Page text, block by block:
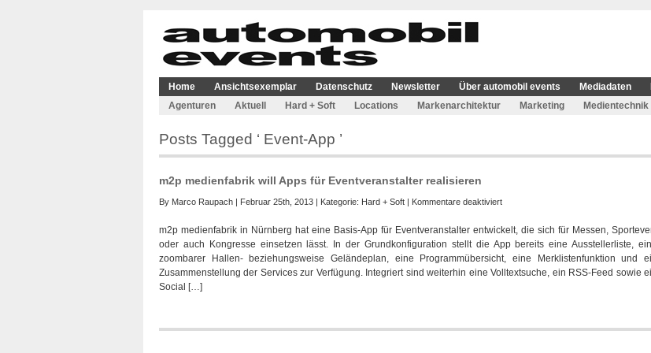
Home Ansichtsexemplar Datenschutz Newsletter Über automobil events Mediadaten
Agenturen
Aktuell Hard + Soft Locations Markenarchitektur Marketing Medientechnik
Posts Tagged ‘ Event-App ’
m2p medienfabrik will Apps für Eventveranstalter realisieren
By Marco Raupach | Februar 25th, 2013 | Kategorie: Hard + Soft | Kommentare deaktiviertfür
medienfabrik
will
Apps
für
m2p medienfabrik in Nürnberg hat eine Basis-App für Eventveranstalter entwickelt, die sich für Messen,
oder auch Kongresse einsetzen lässt. In der Grundkonfiguration stellt die App bereits eine Ausstellerliste,
zoombarer Hallen- beziehungsweise Geländeplan, eine Programmübersicht, eine Merklistenfunktion und
Zusammenstellung der Services zur Verfügung. Integriert sind weiterhin eine Volltextsuche, ein RSS-Feed sowie
Social […]